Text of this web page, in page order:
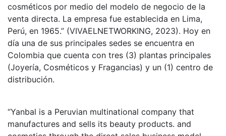
cosméticos por medio del modelo de negocio de la
venta directa. La empresa fue establecida en Lima,
Perú, en 1965.” (VIVAELNETWORKING, 2023). Hoy en
día una de sus principales sedes se encuentra en
Colombia que cuenta con tres (3) plantas principales
(Joyería, Cosméticos y Fragancias) y un (1) centro de
distribución.
“Yanbal is a Peruvian multinational company that
manufactures and sells its beauty products. and